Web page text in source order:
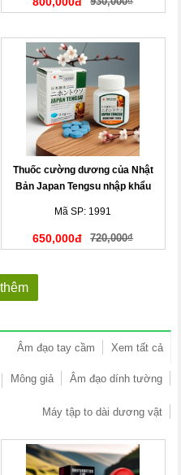
Thuốc cường dương của Nhật
Bản Japan Tengsu nhập khẩu
Mã SP: 1991
650,000đ 720,000₫
Xem tất cả
Âm đạo tay cầm
Âm đạo dính tường
Mông giả
Máy tập to dài dương vật